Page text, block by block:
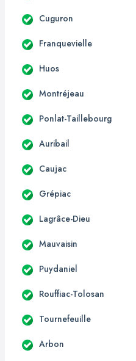
Cuguron
Franquevielle
Huos
Montréjeau
Ponlat-Taillebourg
Auribail
Caujac
Grépiac
Lagrâce-Dieu
Mauvaisin
Puydaniel
Rouffiac-Tolosan
Tournefeuille
Arbon